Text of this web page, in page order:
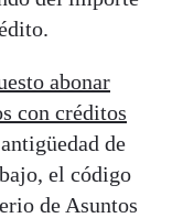
abonar
con créditos
de
el código
de Asuntos